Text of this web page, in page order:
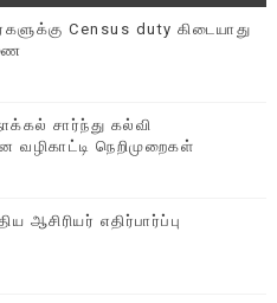
Census duty கிடையாது
சார்ந்து கல்வி
வழிகாட்டி நெறிமுறைகள்
ஆசிரியர் எதிர்பார்ப்பு